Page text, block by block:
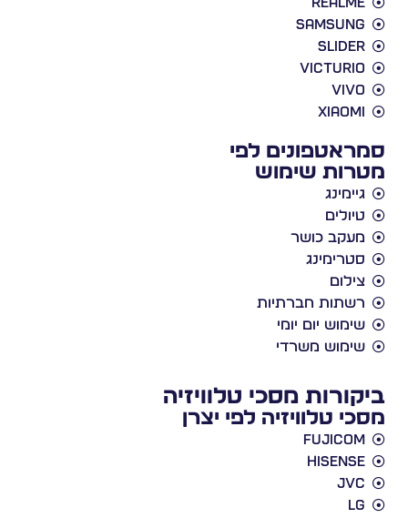
Samsung
slider
victurio
vivo
xiaomi
סמראטפונים לפי
מטרות שימוש
גיימינג
טיולים
מעקב כושר
סטרימינג
צילום
רשתות חברתיות
שימוש יום יומי
שימוש משרדי
ביקורות מסכי טלוויזיה
מסכי טלוויזיה לפי יצרן
Fujicom
Hisense
JVC
LG